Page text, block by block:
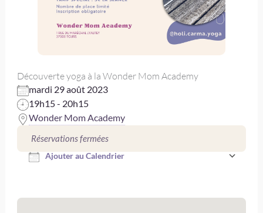
Découverte yoga à la Wonder Mom Academy
mardi 29 août 2023
19h15 - 20h15
Wonder Mom Academy
Réservations fermées
Ajouter au Calendrier
Télécharger ICS